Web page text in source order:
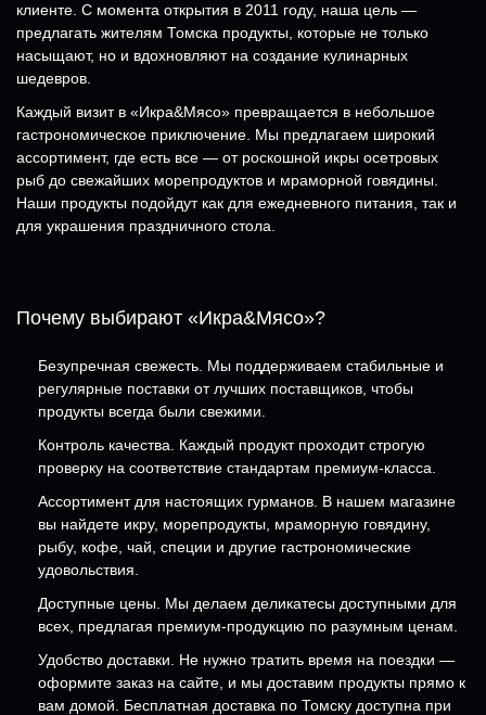
клиенте. С момента открытия в 2011 году, наша цель —
предлагать жителям Томска продукты, которые не только
насыщают, но и вдохновляют на создание кулинарных
шедевров.
Каждый визит в «Икра&Мясо» превращается в небольшое
гастрономическое приключение. Мы предлагаем широкий
ассортимент, где есть все — от роскошной икры осетровых
рыб до свежайших морепродуктов и мраморной говядины.
Наши продукты подойдут как для ежедневного питания, так и
для украшения праздничного стола.
Почему выбирают «Икра&Мясо»?
Безупречная свежесть. Мы поддерживаем стабильные и
регулярные поставки от лучших поставщиков, чтобы
продукты всегда были свежими.
Контроль качества. Каждый продукт проходит строгую
проверку на соответствие стандартам премиум-класса.
Ассортимент для настоящих гурманов. В нашем магазине
вы найдете икру, морепродукты, мраморную говядину,
рыбу, кофе, чай, специи и другие гастрономические
удовольствия.
Доступные цены. Мы делаем деликатесы доступными для
всех, предлагая премиум-продукцию по разумным ценам.
Удобство доставки. Не нужно тратить время на поездки —
оформите заказ на сайте, и мы доставим продукты прямо к
вам домой. Бесплатная доставка по Томску доступна при